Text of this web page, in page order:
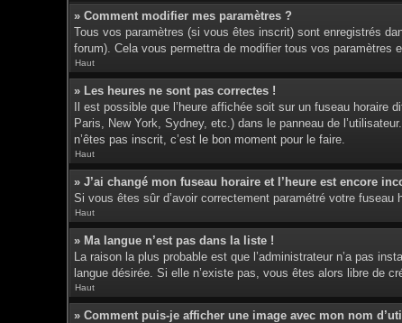
» Comment modifier mes paramètres ?
Tous vos paramètres (si vous êtes inscrit) sont enregistrés
forum). Cela vous permettra de modifier tous vos paramètres
Haut
» Les heures ne sont pas correctes !
Il est possible que l’heure affichée soit sur un fuseau
Paris, New York, Sydney, etc.) dans le panneau de
n’êtes pas inscrit, c’est le bon moment pour le faire.
Haut
» J’ai changé mon fuseau horaire et l’heure est encore
Si vous êtes sûr d’avoir correctement paramétré votre fuseau
Haut
» Ma langue n’est pas dans la liste !
La raison la plus probable est que l’administrateur n’a pas
langue désirée. Si elle n’existe pas, vous êtes alors libre de
Haut
» Comment puis-je afficher une image avec mon nom